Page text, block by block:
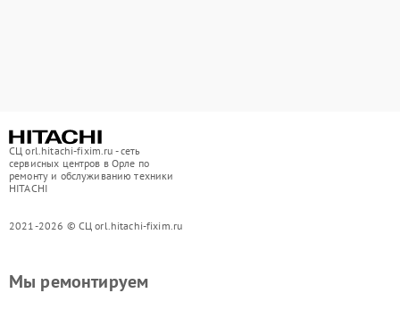
СЦ orl.hitachi-fixim.ru - сеть
сервисных центров в Орле по
ремонту и обслуживанию техники
HITACHI
2021-2026 © СЦ orl.hitachi-fixim.ru
Мы ремонтируем